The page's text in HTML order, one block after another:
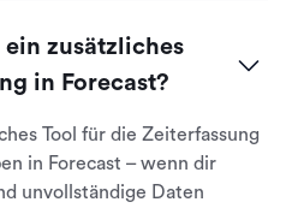
zusätzliches
in Forecast?
Tool für die Zeiterfassung
in Forecast – wenn dir
unvollständige Daten